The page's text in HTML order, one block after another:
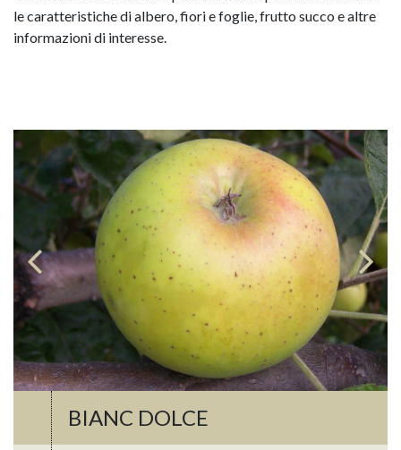
le caratteristiche di albero, fiori e foglie, frutto succo e altre
informazioni di interesse.
BIANC DOLCE